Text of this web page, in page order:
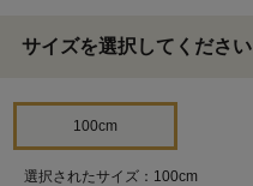
サイズを選択してください
100cm
選択されたサイズ：100cm